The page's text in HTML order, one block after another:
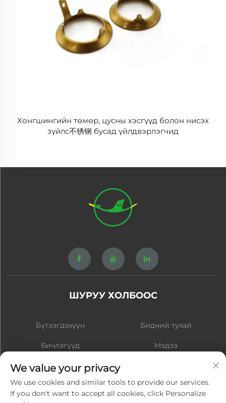
Хонгшингийн төмөр, цусны хэсгүүд болон нисэх
зүйлс不锈钢 бусад үйлдвэрлэгчид
ШУРУУ ХОЛБООС
Бүтээгдэхүүн Бидний тухай
Бичлэгүүд Мэдээ
Холбогдох
We value your privacy
We use cookies and similar tools to provide our services.
If you don't want to accept all cookies, click Personalize